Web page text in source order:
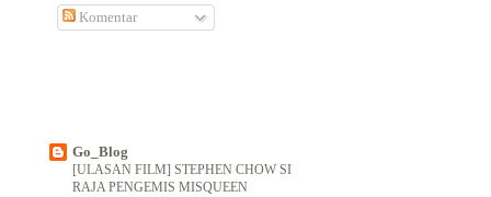
Komentar
Go_Blog
[ULASAN FILM] STEPHEN CHOW SI
RAJA PENGEMIS MISQUEEN